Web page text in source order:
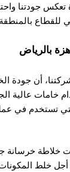
جودتنا
للقطاع
بالرياض
أن جودة
خامات عالية
تستخدم في
خلاطة خرسانة
خلط